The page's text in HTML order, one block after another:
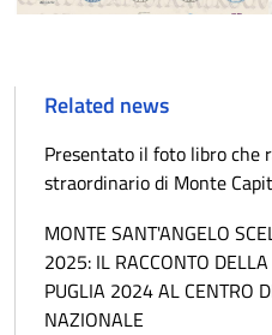
Related news
Presentato il foto libro che
straordinario di Monte
MONTE SANT'ANGELO
2025: IL RACCONTO DELLA
PUGLIA 2024 AL CENTRO
NAZIONALE